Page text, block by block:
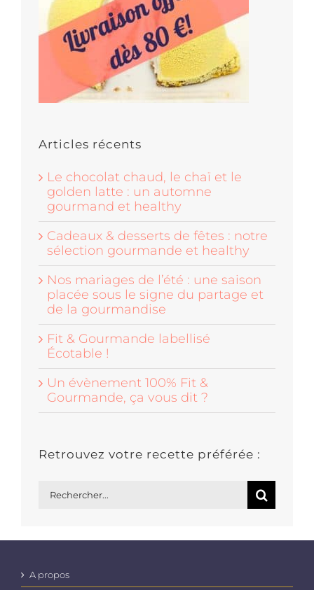
Articles récents
Le chocolat chaud, le chaï et le
golden latte : un automne
gourmand et healthy
Cadeaux & desserts de fêtes : notre
sélection gourmande et healthy
Nos mariages de l’été : une saison
placée sous le signe du partage et
de la gourmandise
Fit & Gourmande labellisé
Écotable !
Un évènement 100% Fit &
Gourmande, ça vous dit ?
Retrouvez votre recette préférée :
A propos